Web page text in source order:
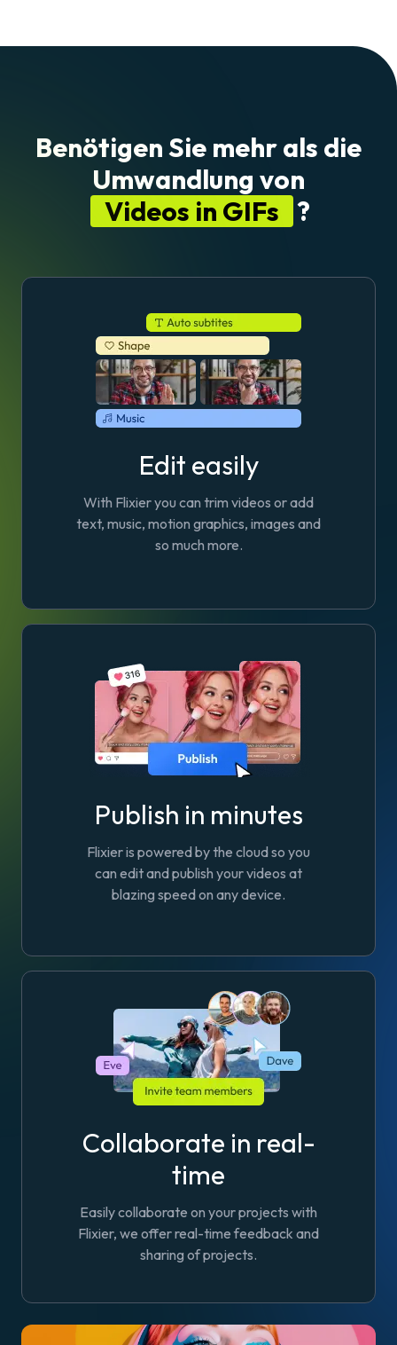
Benötigen Sie mehr als die
Umwandlung von
Videos in GIFs ?
Edit easily
With Flixier you can trim videos or add
text, music, motion graphics, images and
so much more.
Publish in minutes
Flixier is powered by the cloud so you
can edit and publish your videos at
blazing speed on any device.
Collaborate in real-
time
Easily collaborate on your projects with
Flixier, we offer real-time feedback and
sharing of projects.